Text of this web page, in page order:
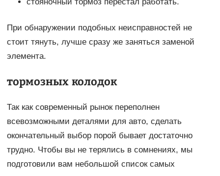
стояночный тормоз перестал работать.
При обнаружении подобных неисправностей не
стоит тянуть, лучше сразу же заняться заменой
элемента.
тормозных колодок
Так как современный рынок переполнен
всевозможными деталями для авто, сделать
окончательный выбор порой бывает достаточно
трудно. Чтобы вы не терялись в сомнениях, мы
подготовили вам небольшой список самых